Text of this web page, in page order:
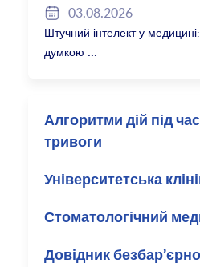
03.08.2026
Штучний інтелект у
думкою
Алгоритми дій під
тривоги
Університетська
Стоматологічний
Довідник